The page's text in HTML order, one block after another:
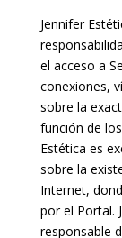
Jennifer
el acceso a
conexiones,
sobre la
función de
Estética es
sobre la
Internet,
por el Portal.
responsable